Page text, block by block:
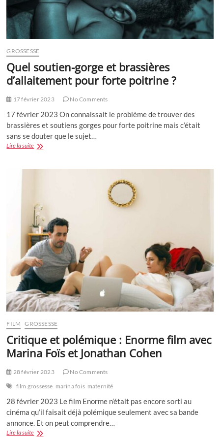
GROSSESSE
Quel soutien-gorge et brassières
d’allaitement pour forte poitrine ?
17 février 2023 No Comments
17 février 2023 On connaissait le problème de trouver des
brassières et soutiens gorges pour forte poitrine mais c’était
sans se douter que le sujet…
Lire la suiteQuel
forte
poitrine
?
FILM GROSSESSE
Critique et polémique : Enorme film avec
Marina Foïs et Jonathan Cohen
28 février 2023
No Comments
film grossesse marina fois maternité
28 février 2023 Le film Enorme n’était pas encore sorti au
cinéma qu’il faisait déjà polémique seulement avec sa bande
annonce. Et on peut comprendre…
Lire la suiteCritique